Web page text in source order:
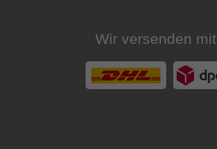
Wir versenden mit